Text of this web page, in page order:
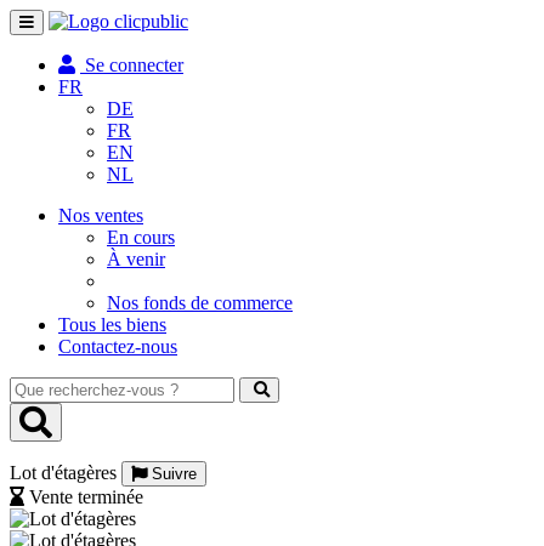
Toggle
navigation
Se connecter
FR
DE
FR
EN
NL
Nos ventes
En cours
À venir
Nos fonds de commerce
Tous les biens
Contactez-nous
Que
recherchez-
vous
Lot d'étagères
Suivre
Vente terminée